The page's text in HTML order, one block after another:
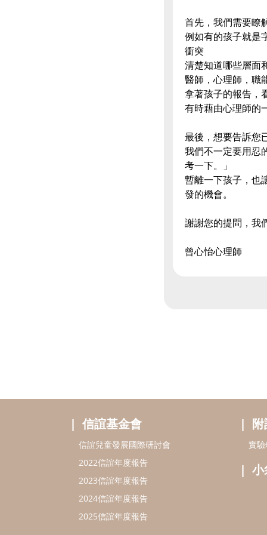
首先，我們需要瞭
例如有的孩子就是
衝突
清楚知道哪些層面
醫師，心理師，職
拿著孩子的報告，
有時藉由心理師的
最後，想要告訴您
我們不一定要用忍
考一下。」
暫離一下孩子，也
發的機會。
謝謝您的提問，我
曾心怡心理師
信誼基金會
信誼兒童發展國際研討會
2022信誼年度報告
2023信誼年度報告
2024信誼年度報告
2025信誼年度報告
實
小